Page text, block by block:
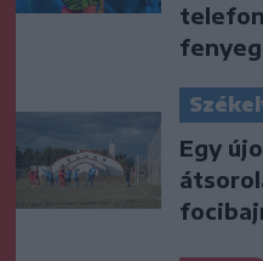
Egy